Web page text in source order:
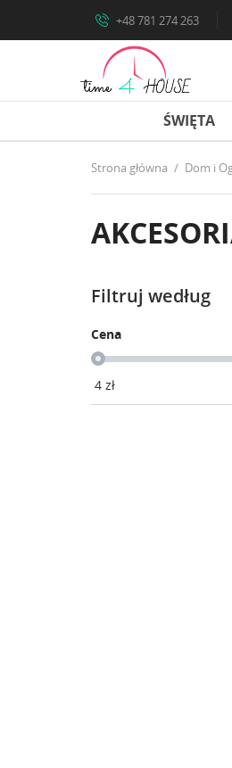
+48 781 274 263
ŚWIĘTA
Strona główna Dom i
Filtruj według
Cena
4 zł